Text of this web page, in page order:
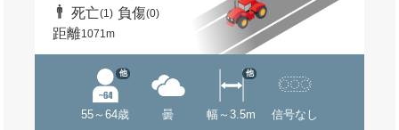
死亡(1) 負傷(0)
距離1071m
55～64歳
他
曇 幅～3.5m
他
信号なし